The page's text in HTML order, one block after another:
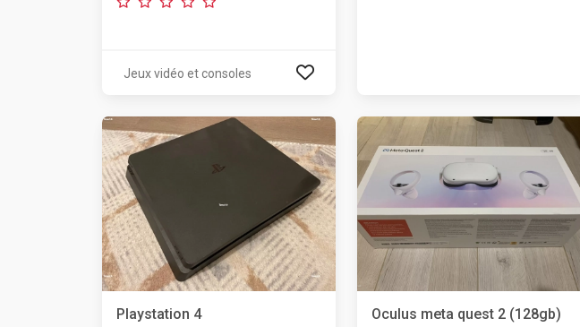
Jeux vidéo et consoles
Playstation 4
Oculus meta quest 2 (128gb)